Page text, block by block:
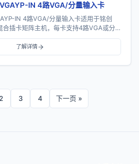
IN 4路VGA/分量输入卡
IN 4路VGA/分量输入卡适用于铭创
合插卡矩阵主机，每卡支持4路VGA或分
...
了解详情
2 3 4 下一页 »